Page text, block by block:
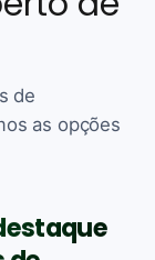
de
as opções